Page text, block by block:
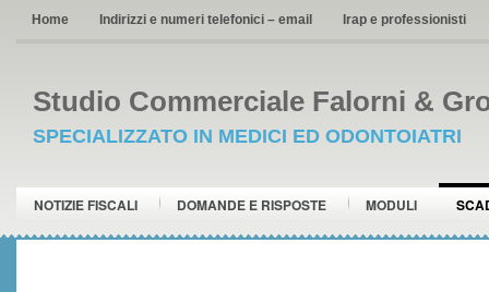
Home Indirizzi e numeri telefonici – email Irap e professionisti
Studio Commerciale Falorni &
SPECIALIZZATO IN MEDICI ED ODONTOIATRI
NOTIZIE FISCALI DOMANDE E RISPOSTE MODULI